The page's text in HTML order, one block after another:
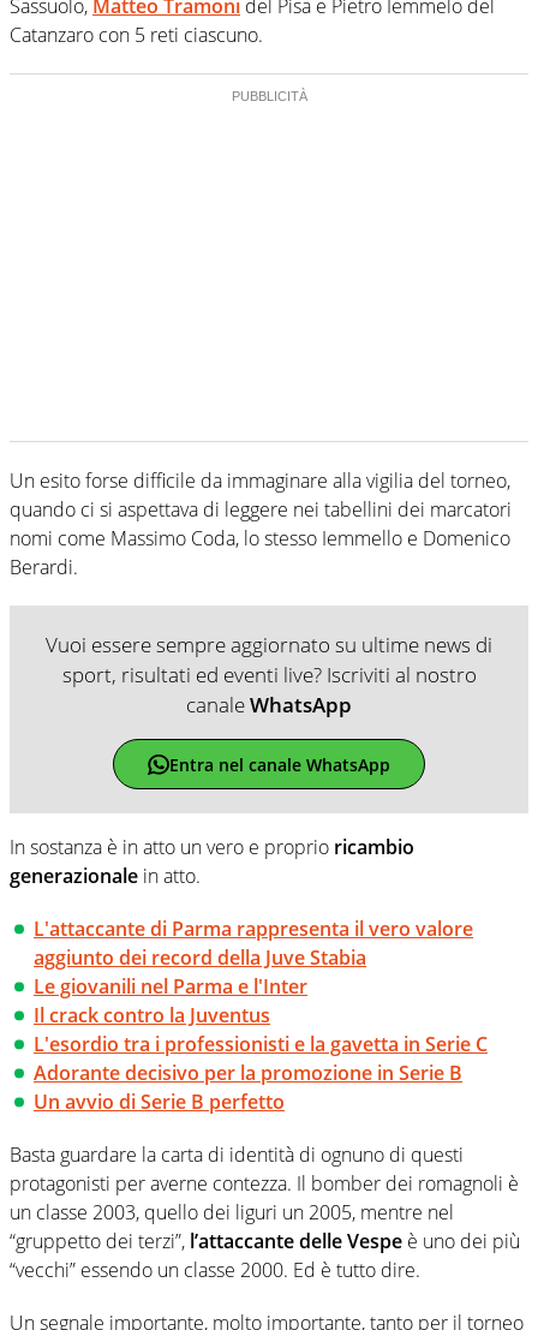
Sassuolo, Matteo Tramoni del Pisa e Pietro Iemmelo del
Catanzaro con 5 reti ciascuno.
Un esito forse difficile da immaginare alla vigilia del torneo,
quando ci si aspettava di leggere nei tabellini dei marcatori
nomi come Massimo Coda, lo stesso Iemmello e Domenico
Berardi.
Vuoi essere sempre aggiornato su ultime news di
sport, risultati ed eventi live? Iscriviti al nostro
canaleWhatsApp
Entra nel canale WhatsApp
In sostanza è in atto un vero e proprio ricambio
generazionale in atto.
L'attaccante di Parma rappresenta il vero valore
aggiunto dei record della Juve Stabia
Le giovanili nel Parma e l'Inter
Il crack contro la Juventus
L'esordio tra i professionisti e la gavetta in Serie C
Adorante decisivo per la promozione in Serie B
Un avvio di Serie B perfetto
Basta guardare la carta di identità di ognuno di questi
protagonisti per averne contezza. Il bomber dei romagnoli è
un classe 2003, quello dei liguri un 2005, mentre nel
“gruppetto dei terzi”, l’attaccante delle Vespe è uno dei più
“vecchi” essendo un classe 2000. Ed è tutto dire.
Un segnale importante, molto importante, tanto per il torneo